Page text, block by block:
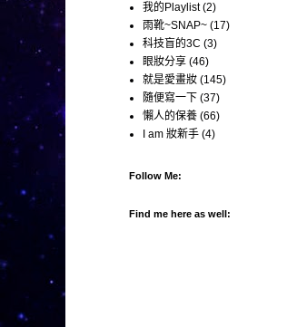
我的Playlist (2)
雨靴~SNAP~ (17)
科技盲的3C (3)
眼妝分享 (46)
就是愛畫妝 (145)
隨便寫一下 (37)
懶人的保養 (66)
I am 妝新手 (4)
Follow Me:
Find me here as well: